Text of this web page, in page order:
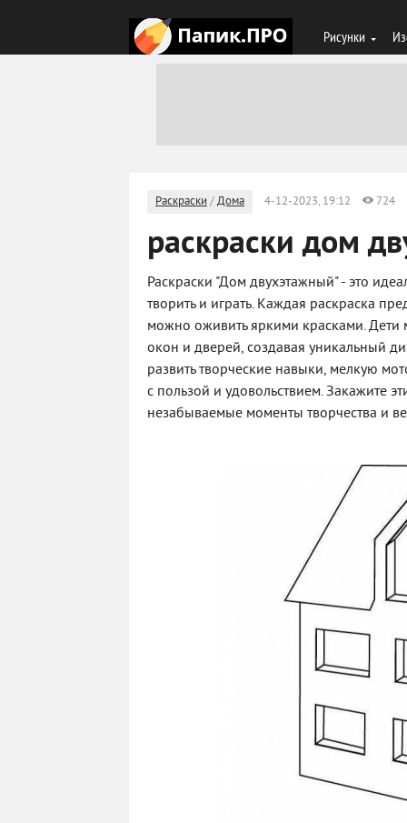
Рисунки
Раскраски /Дома 4-12-2023, 19:12 724
раскраски дом
Раскраски "Дом двухэтажный" - это
творить и играть. Каждая раскраска
можно оживить яркими красками. Дети
окон и дверей, создавая уникальный
развить творческие навыки, мелкую
с пользой и удовольствием. Закажите
незабываемые моменты творчества и